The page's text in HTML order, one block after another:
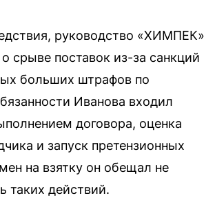
руководство «ХИМПЕК»
срыве поставок из-за санкций
больших штрафов по
Иванова входил
договора, оценка
и запуск претензионных
на взятку он обещал не
таких действий.